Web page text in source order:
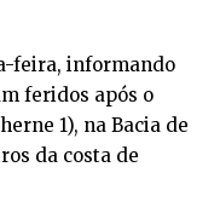
feira, informando
feridos após o
1), na Bacia de
da costa de